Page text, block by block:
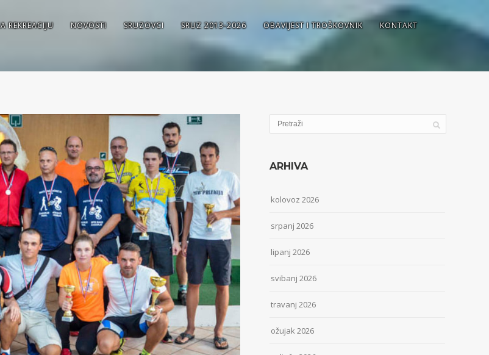
REKREACIJU NOVOSTI SRUZOVCI SRUZ 2013-2026 OBAVIJEST I TROŠKOVNIK KONTAKT
ARHIVA
kolovoz 2026
srpanj 2026
lipanj 2026
svibanj 2026
travanj 2026
ožujak 2026